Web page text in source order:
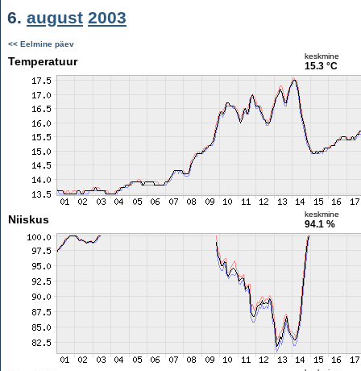
6. august 2003
<< Eelmine päev
Temperatuur keskmine
15.3 °C
Niiskus keskmine
94.1 %